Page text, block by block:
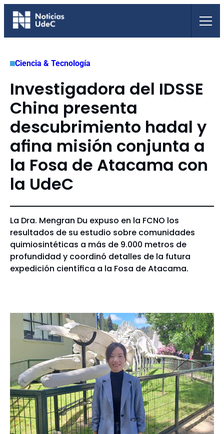
Saltar
Ciencia & Tecnología
Investigadora del IDSSE
China presenta
descubrimiento hadal y
afina misión conjunta a
la Fosa de Atacama con
la UdeC
La Dra. Mengran Du expuso en la FCNO los
resultados de su estudio sobre comunidades
quimiosintéticas a más de 9.000 metros de
profundidad y coordinó detalles de la futura
expedición científica a la Fosa de Atacama.